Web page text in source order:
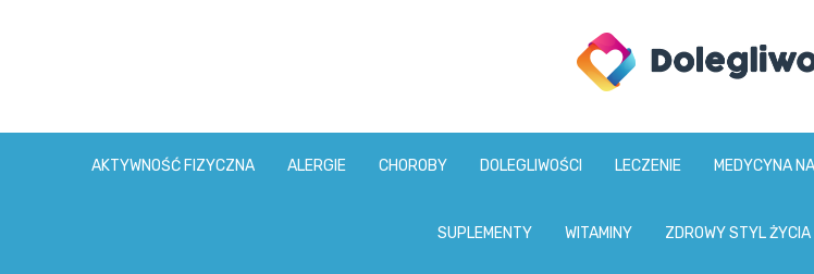
AKTYWNOŚĆ FIZYCZNA ALERGIE CHOROBY DOLEGLIWOŚCI LECZENIE MEDYCYNA
SUPLEMENTY WITAMINY ZDROWY STYL ŻYCIA